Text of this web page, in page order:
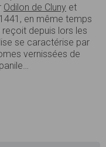
Odilon de Cluny et
en même temps
reçoit depuis lors les
se caractérise par
vernissées de